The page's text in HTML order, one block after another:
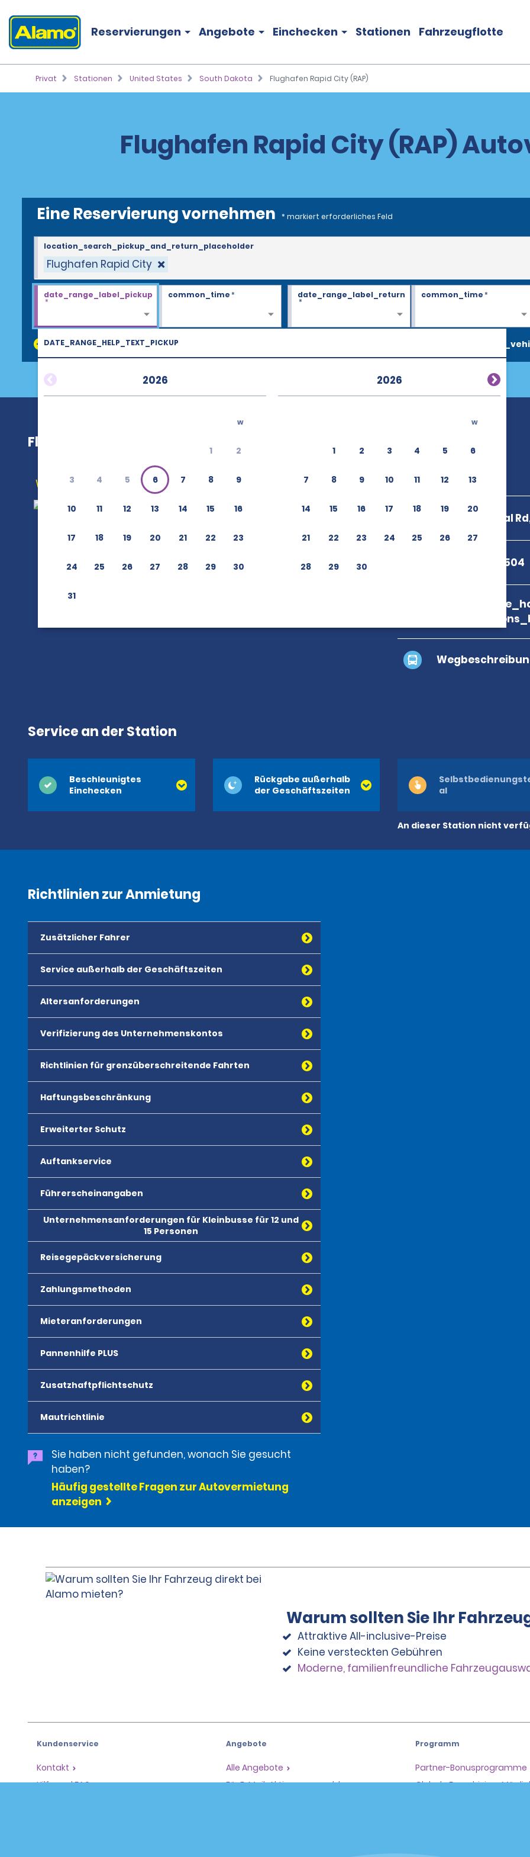
Reservierungen Angebote Einchecken Stationen Fahrzeugflotte
Privat Stationen United States South Dakota Flughafen Rapid City (RAP)
Flughafen Rapid City (RAP)
Eine Reservierung vornehmen * markiert erforderliches Feld
Flughafen Rapid City
location_search_pickup_and_return_placeholder
DATE_RANGE_HELP_TEXT_PICKUP
2026
w
1 2
3 4 5 6 7 8 9
10 11 12 13 14 15 16
17 18 19 20 21 22 23
24 25 26 27 28 29 30
31
2026
w
1 2 3 4 5 6
7 8 9 10 11 12 13
14 15 16 17 18 19 20
21 22 23 24 25 26 27
28 29 30
date_range_label_pickup
*
common_time* date_range_label_return
*
common_time*
discount_codes
Flughafen Rapid City (RAP)
Wegbeschreibung
4550 Terminal
+1 833-445-1504
Service an der Station
Beschleunigtes
Einchecken
Rückgabe außerhalb
der Geschäftszeiten
An dieser Station nicht
al
Richtlinien zur Anmietung
Zusätzlicher Fahrer
Service außerhalb der Geschäftszeiten
Altersanforderungen
Verifizierung des Unternehmenskontos
Richtlinien für grenzüberschreitende Fahrten
Haftungsbeschränkung
Erweiterter Schutz
Auftankservice
Führerscheinangaben
Unternehmensanforderungen für Kleinbusse für 12 und
15 Personen
Reisegepäckversicherung
Zahlungsmethoden
Mieteranforderungen
Pannenhilfe PLUS
Zusatzhaftpflichtschutz
Mautrichtlinie
Sie haben nicht gefunden, wonach Sie gesucht
haben?
Häufig gestellte Fragen zur Autovermietung
anzeigen
Warum sollten Sie Ihr
Attraktive All-inclusive-Preise
Keine versteckten Gebühren
Moderne, familienfreundliche
Kundenservice
Kontakt
Hilfe und FAQ
Angebote
Alle Angebote
Für E-Mail-Aktionen anmelden
Programm
Partner-Bonusprogramme
Globale Franchising-
Karriere